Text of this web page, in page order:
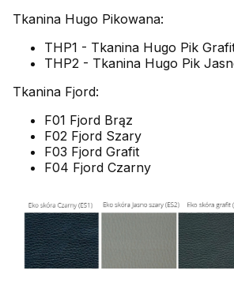
Tkanina Hugo Pikowana:
THP1 - Tkanina Hugo Pik
THP2 - Tkanina Hugo Pik
Tkanina Fjord:
F01 Fjord Brąz
F02 Fjord Szary
F03 Fjord Grafit
F04 Fjord Czarny